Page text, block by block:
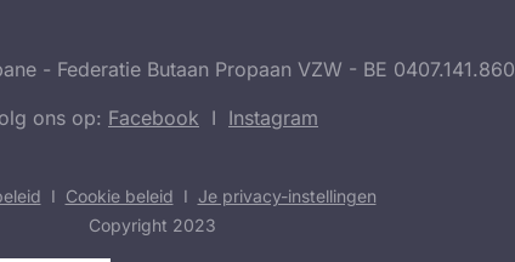
- Federatie Butaan Propaan VZW - BE 0407.141.860
ons op: Facebook I Instagram
I Cookie beleid I Je privacy-instellingen
Copyright 2023